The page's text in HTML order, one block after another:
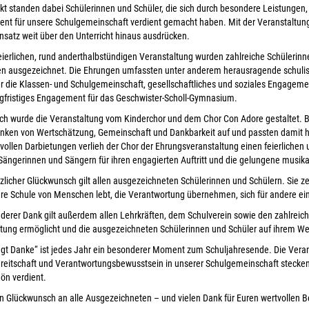
standen dabei Schülerinnen und Schüler, die sich durch besondere
für unsere Schulgemeinschaft verdient gemacht haben. Mit der
weit über den Unterricht hinaus ausdrücken.
rund anderthalbstündigen Veranstaltung wurden zahlreiche
ausgezeichnet. Die Ehrungen umfassten unter anderem herausragende
die Klassen- und Schulgemeinschaft, gesellschaftliches und soziales
Engagement für das Geschwister-Scholl-Gymnasium.
wurde die Veranstaltung vom Kinderchor und dem Chor Con Adore
von Wertschätzung, Gemeinschaft und Dankbarkeit auf und passten damit
Darbietungen verlieh der Chor der Ehrungsveranstaltung einen
und Sängern für ihren engagierten Auftritt und die gelungene
Glückwunsch gilt allen ausgezeichneten Schülerinnen und Schülern. Sie
Schule von Menschen lebt, die Verantwortung übernehmen, sich für andere
Dank gilt außerdem allen Lehrkräften, dem Schulverein sowie den
ermöglicht und die ausgezeichneten Schülerinnen und Schüler auf ihrem
Danke“ ist jedes Jahr ein besonderer Moment zum Schuljahresende. Die
und Verantwortungsbewusstsein in unserer Schulgemeinschaft
verdient.
Glückwunsch an alle Ausgezeichneten – und vielen Dank für Euren wertvollen